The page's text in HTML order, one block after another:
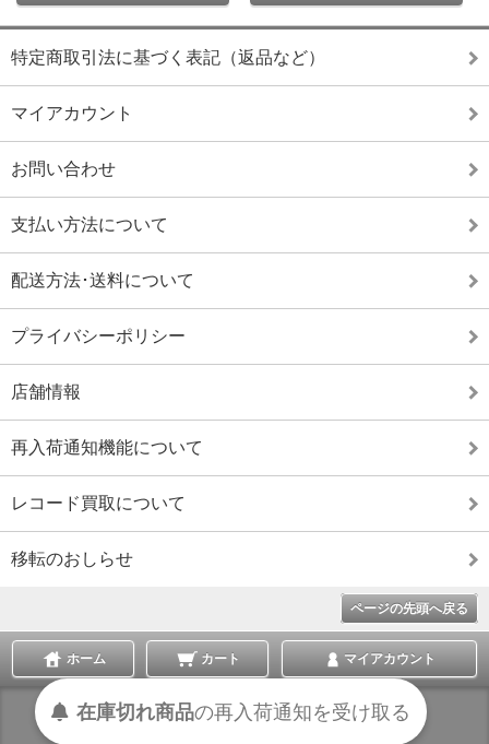
特定商取引法に基づく表記（返品など）
マイアカウント
お問い合わせ
支払い方法について
配送方法･送料について
プライバシーポリシー
店舗情報
再入荷通知機能について
レコード買取について
移転のおしらせ
ページの先頭へ戻る
ホーム カート マイアカウント
表示切替 :スマートフォン|PC版
在庫切れ商品の再入荷通知を受け取る